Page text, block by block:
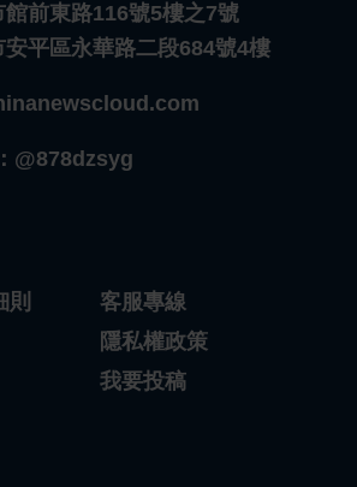
館前東路116號5樓之7號
安平區永華路二段684號4樓
@878dzsyg
則
客服專線
隱私權政策
我要投稿